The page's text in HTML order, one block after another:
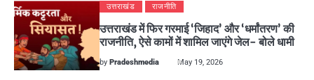
उत्तराखंड राजनीति
उत्तराखंड में फिर गरमाई ‘जिहाद’ और ‘धर्मांतरण’ की
राजनीति, ऐसे कामों में शामिल जाएंगे जेल- बोले धामी
byPradeshmedia May 19, 2026